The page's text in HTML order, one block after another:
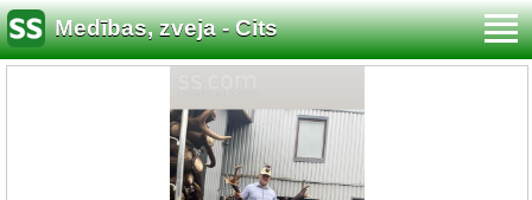
Medības, zveja - Cits